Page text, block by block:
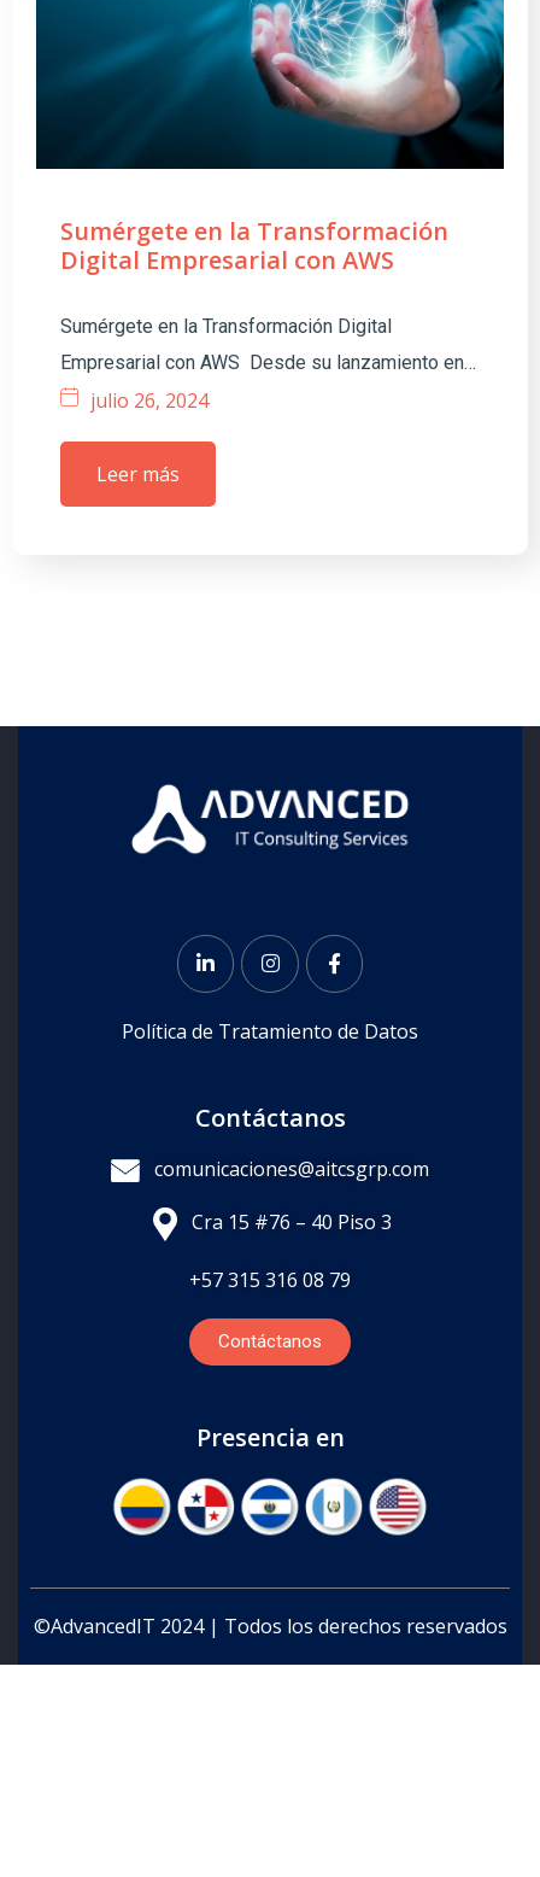
Sumérgete en la Transformación
Digital Empresarial con AWS
Sumérgete en la Transformación Digital
Empresarial con AWS Desde su lanzamiento en…
julio 26, 2024
Leer más
Política de Tratamiento de Datos
Contáctanos
comunicaciones@aitcsgrp.com
Cra 15 #76 – 40 Piso 3
+57315 316 08 79
Contáctanos
Presencia en
©AdvancedIT 2024 | Todos los derechos reservados